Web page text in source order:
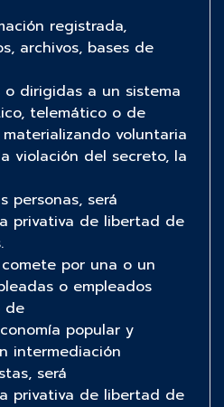
registrada,
archivos, bases de
o dirigidas a un sistema
telemático o de
voluntaria
violación del secreto, la
personas, será
privativa de libertad de
por una o un
o empleados
de
popular y
intermediación
será
privativa de libertad de